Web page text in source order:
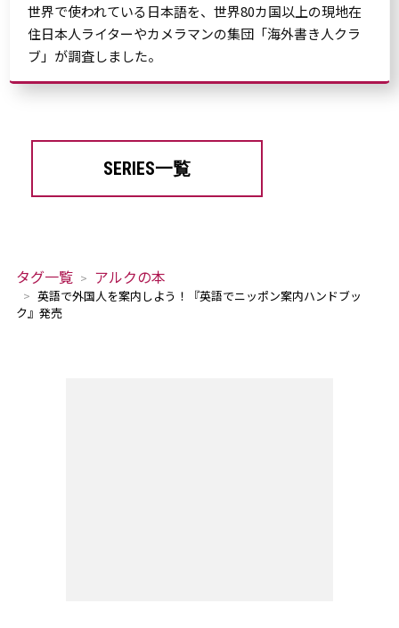
世界で使われている日本語を、世界80カ国以上の現地在
住日本人ライターやカメラマンの集団「海外書き人クラ
ブ」が調査しました。
SERIES一覧
タグ一覧 アルクの本
英語で外国人を案内しよう！『英語でニッポン案内ハンドブッ
ク』発売